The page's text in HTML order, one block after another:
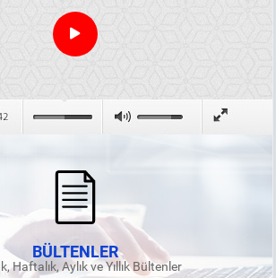
BÜLTENLER
Haftalık, Aylık ve Yıllık Bültenler